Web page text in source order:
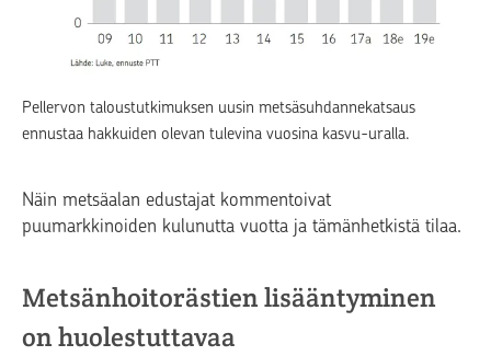
Pellervon taloustutkimuksen uusin metsäsuhdannekatsaus
ennustaa hakkuiden olevan tulevina vuosina kasvu-uralla.
Näin metsäalan edustajat kommentoivat
puumarkkinoiden kulunutta vuotta ja tämänhetkistä tilaa.
Metsänhoitorästien lisääntyminen
on huolestuttavaa